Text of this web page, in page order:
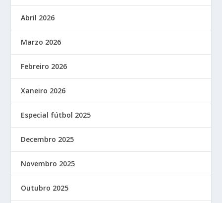
Abril 2026
Marzo 2026
Febreiro 2026
Xaneiro 2026
Especial fútbol 2025
Decembro 2025
Novembro 2025
Outubro 2025